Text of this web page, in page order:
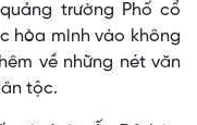
trường Phố cổ
hòa mình vào không
về những nét văn
tộc.